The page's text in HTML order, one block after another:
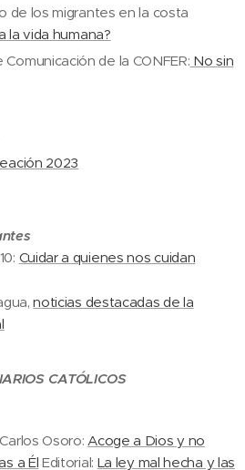
de los migrantes en la costa
la vida humana?
de la CONFER: No sin
2023
Cuidar a quienes nos cuidan
noticias destacadas de la
CATÓLICOS
Osoro:Acoge a Dios y no
a Él Editorial: La ley mal hecha y las